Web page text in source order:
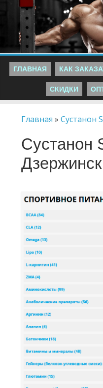
ГЛАВНАЯ КАК
СКИДКИ
Главная »Сустанон
Сустанон
Дзержинск